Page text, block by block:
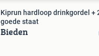
Kiprun hardloop drinkgordel +
goede staat
Bieden